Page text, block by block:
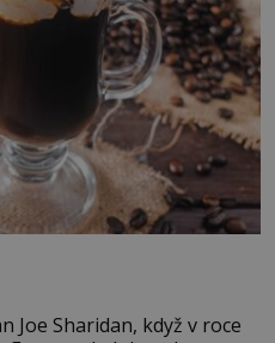
Joe Sharidan, když v roce